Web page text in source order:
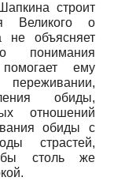
строит
Великого о
объясняет
понимания
ему
переживании,
обиды,
отношений
обиды с
страстей,
бы столь же